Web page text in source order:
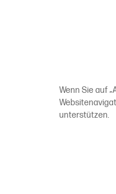
Wenn Sie auf
unterstützen.